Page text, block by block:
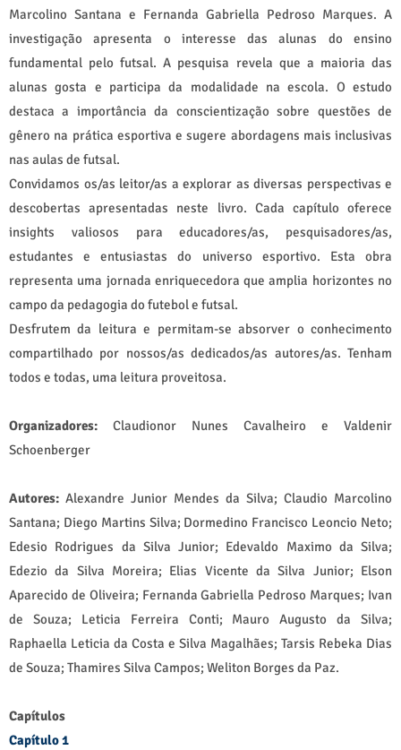
Marcolino Santana e Fernanda Gabriella Pedroso Marques. A
investigação apresenta o interesse das alunas do ensino
fundamental pelo futsal. A pesquisa revela que a maioria das
alunas gosta e participa da modalidade na escola. O estudo
destaca a importância da conscientização sobre questões de
gênero na prática esportiva e sugere abordagens mais inclusivas
nas aulas de futsal.
Convidamos os/as leitor/as a explorar as diversas perspectivas e
descobertas apresentadas neste livro. Cada capítulo oferece
insights valiosos para educadores/as, pesquisadores/as,
estudantes e entusiastas do universo esportivo. Esta obra
representa uma jornada enriquecedora que amplia horizontes no
campo da pedagogia do futebol e futsal.
Desfrutem da leitura e permitam-se absorver o conhecimento
compartilhado por nossos/as dedicados/as autores/as. Tenham
todos e todas, uma leitura proveitosa.
Organizadores: Claudionor Nunes Cavalheiro e Valdenir
Schoenberger
Autores: Alexandre Junior Mendes da Silva; Claudio Marcolino
Santana; Diego Martins Silva; Dormedino Francisco Leoncio Neto;
Edesio Rodrigues da Silva Junior; Edevaldo Maximo da Silva;
Edezio da Silva Moreira; Elias Vicente da Silva Junior; Elson
Aparecido de Oliveira; Fernanda Gabriella Pedroso Marques; Ivan
de Souza; Leticia Ferreira Conti; Mauro Augusto da Silva;
Raphaella Leticia da Costa e Silva Magalhães; Tarsis Rebeka Dias
de Souza; Thamires Silva Campos; Weliton Borges da Paz.
Capítulos
Capítulo 1